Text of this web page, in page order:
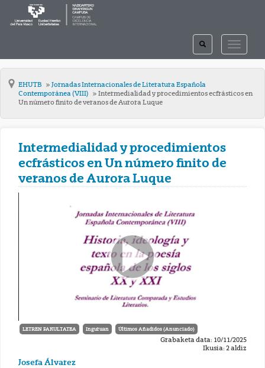
TOGGLE
TOGGLE
SEARCH
EHUTB
Jornadas Internacionales de Literatura Española
Contemporánea (VIII)
Intermedialidad y procedimientos ecfrásticos en
Un número finito de veranos de Aurora Luque
Intermedialidad y procedimientos
ecfrásticos en Un número finito de
veranos de Aurora Luque
LETREN FAKULTATEA Inguruan Últimos Añadidos (Anunciado)
Grabaketa data: 10/11/2025
Ikusia: 2 aldiz
Josefa Álvarez